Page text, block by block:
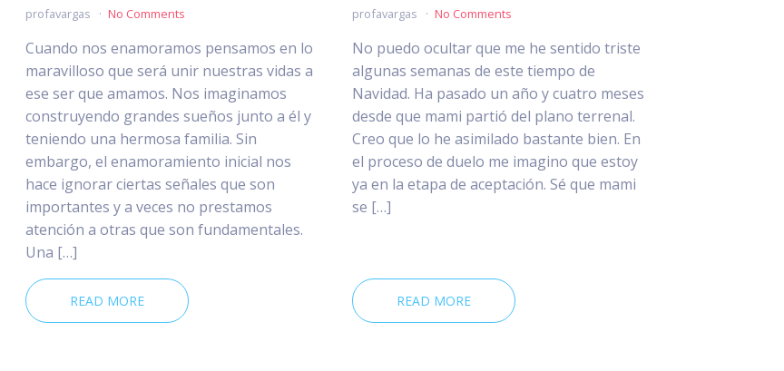
profavargas No Comments
Cuando nos enamoramos pensamos en lo
maravilloso que será unir nuestras vidas a
ese ser que amamos. Nos imaginamos
construyendo grandes sueños junto a él y
teniendo una hermosa familia. Sin
embargo, el enamoramiento inicial nos
hace ignorar ciertas señales que son
importantes y a veces no prestamos
atención a otras que son fundamentales.
Una […]
READ MORE
profavargas No Comments
No puedo ocultar que me he sentido triste
algunas semanas de este tiempo de
Navidad. Ha pasado un año y cuatro meses
desde que mami partió del plano terrenal.
Creo que lo he asimilado bastante bien. En
el proceso de duelo me imagino que estoy
ya en la etapa de aceptación. Sé que mami
se […]
READ MORE